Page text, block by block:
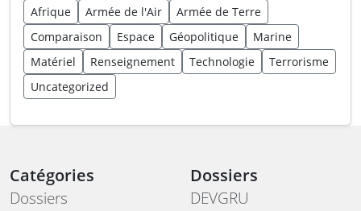
Afrique Armée de l'Air
Armée de Terre
Comparaison
Espace Géopolitique
Marine
Matériel
Renseignement Technologie
Terrorisme
Uncategorized
Catégories
Dossiers
Dossiers
DEVGRU